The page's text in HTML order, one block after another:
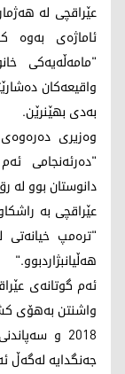
عێراقچی لە
ئاماژەی بەوە
"مامەڵەیەکی
واقیعەکان
بەدی بهێنرێن.
وەزیری
"دەرئەنجامی
دانوستان بوو لە
عێراقچی بە
"ترەمپ
هەڵیانبژاردبوو."
ئەم گوتانەی
واشنتن بەهۆی
2018 و
جەنگدایە لەگەڵ